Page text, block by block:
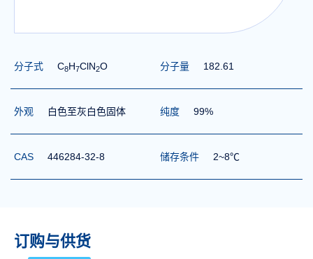
分子式 C8H7ClN2O 分子量 182.61
外观 白色至灰白色固体 纯度 99%
CAS 446284-32-8 储存条件 2~8℃
订购与供货